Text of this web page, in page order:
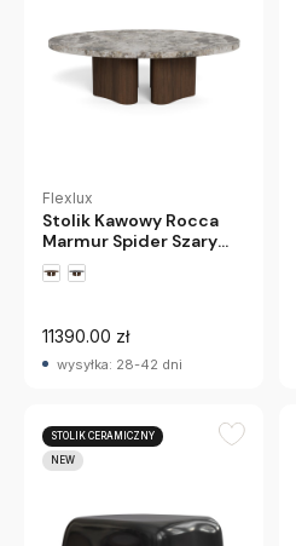
Flexlux
Stolik Kawowy Rocca
Marmur Spider Szary
Flexlux
11390.00 zł
wysyłka: 28-42 dni
STOLIK CERAMICZNY
NEW